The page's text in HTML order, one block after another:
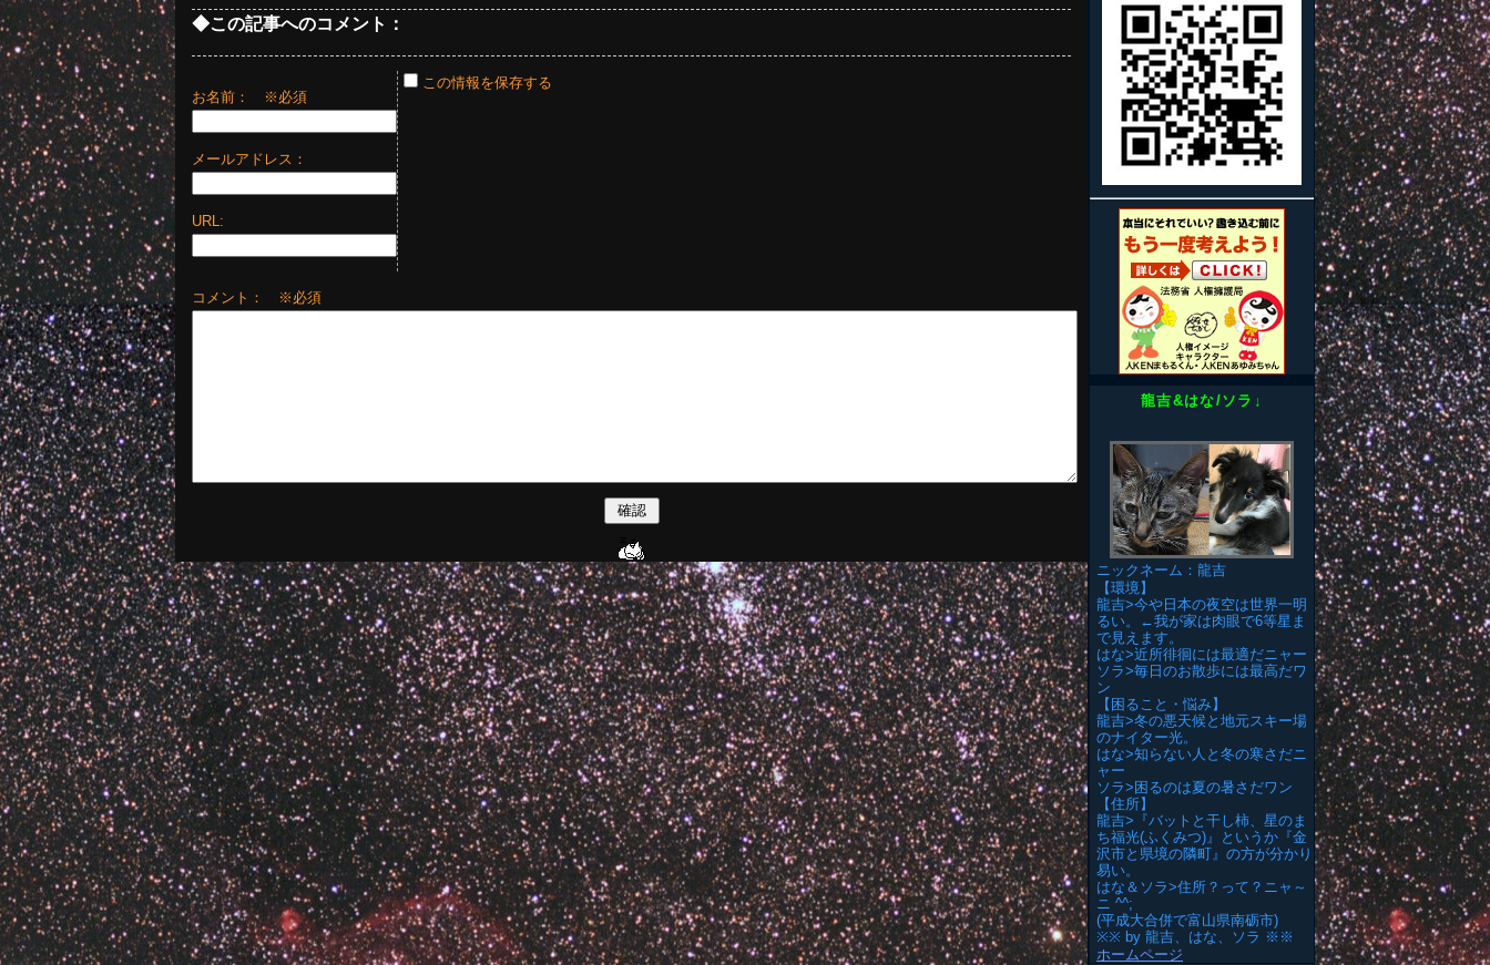
◆この記事へのコメント：
お名前： ※必須
メールアドレス：
URL:
この情報を保存する
コメント： ※必須
龍吉&はな/ソラ↓
ニックネーム：龍吉
【環境】
龍吉>今や日本の夜空は世界一明
るい。←我が家は肉眼で6等星ま
で見えます。
はな>近所徘徊には最適だニャー
ソラ>毎日のお散歩には最高だワ
ン
【困ること・悩み】
龍吉>冬の悪天候と地元スキー場
のナイター光。
はな>知らない人と冬の寒さだニ
ャー
ソラ>困るのは夏の暑さだワン
【住所】
龍吉>『バットと干し柿、星のま
ち福光(ふくみつ)』というか『金
沢市と県境の隣町』の方が分かり
易い。
はな＆ソラ>住所？って？ニャ～
ニ ^^;
(平成大合併で富山県南砺市)
※※ by 龍吉、はな、ソラ ※※
ホームページ